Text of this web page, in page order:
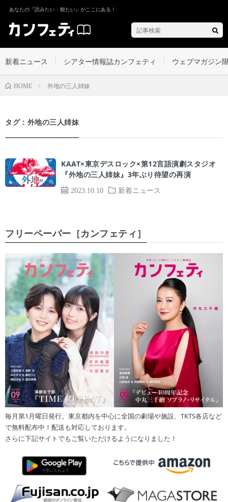
あなたの『読みたい・観たい』がここにある！
新着ニュース シアター情報誌カンフェティ ウェブマガジン
HOME 外地の三人姉妹
タグ：外地の三人姉妹
2023.10.10 新着ニュース
KAAT×東京デスロック×第12言語演劇スタジオ
『外地の三人姉妹』3年ぶり待望の再演
フリーペーパー［カンフェティ］
毎月第1月曜日発行。東京都内を中心に全国の劇場や施設、TKTS各店など
で無料配布中！配送も対応しております。
さらに下記サイトでもご覧いただけるようになりました！